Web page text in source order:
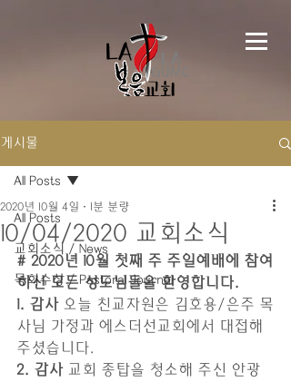
게시물
All Posts
교회소식 / News
목회수상 / Pastoral Journal
All Posts
10/04/2020 교회소식
2020년 10월 4일 1분 분량
# 2020년 10월 첫째 주 주일예배에 참여
하신 모든 성도님들을 환영합니다.
1. 감사 오늘 친교자원은 김호용/은주 목
사님 가정과 에스더선교회에서 대접해
주셨습니다.
2. 감사 교회 종탑을 청소해 주신 안광